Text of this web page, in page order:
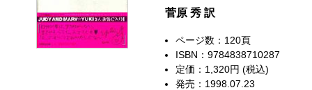
菅原 秀 訳
ページ数：120頁
ISBN：9784838710287
定価：1,320円 (税込)
発売：1998.07.23